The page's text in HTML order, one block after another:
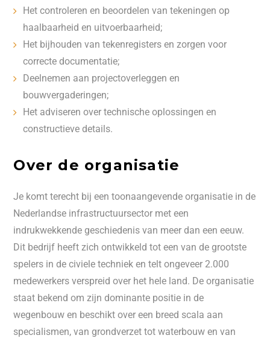
Het controleren en beoordelen van tekeningen op
haalbaarheid en uitvoerbaarheid;
Het bijhouden van tekenregisters en zorgen voor
correcte documentatie;
Deelnemen aan projectoverleggen en
bouwvergaderingen;
Het adviseren over technische oplossingen en
constructieve details.
Over de organisatie
Je komt terecht bij een toonaangevende organisatie in de
Nederlandse infrastructuursector met een
indrukwekkende geschiedenis van meer dan een eeuw.
Dit bedrijf heeft zich ontwikkeld tot een van de grootste
spelers in de civiele techniek en telt ongeveer 2.000
medewerkers verspreid over het hele land. De organisatie
staat bekend om zijn dominante positie in de
wegenbouw en beschikt over een breed scala aan
specialismen, van grondverzet tot waterbouw en van